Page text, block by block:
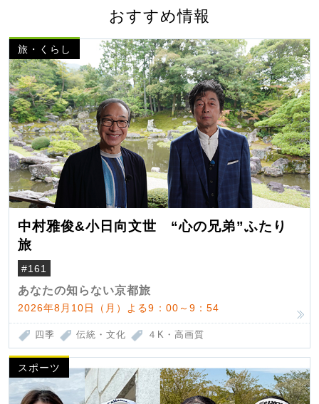
おすすめ情報
旅・くらし
中村雅俊&小日向文世 “心の兄弟”ふたり
旅
#161
あなたの知らない京都旅
2026年8月10日（月）よる9：00～9：54
四季 伝統・文化 ４K・高画質
スポーツ